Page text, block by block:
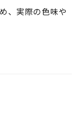
、実際の色味や